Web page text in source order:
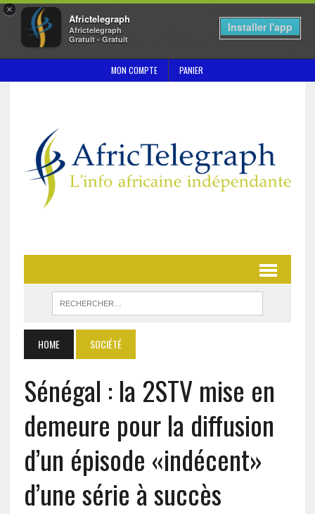
×
Africtelegraph
Africtelegraph
Gratuit - Gratuit
Installer l'app
MON COMPTE PANIER
HOME SOCIÉTÉ
Sénégal : la 2STV mise en
demeure pour la diffusion
d’un épisode «indécent»
d’une série à succès